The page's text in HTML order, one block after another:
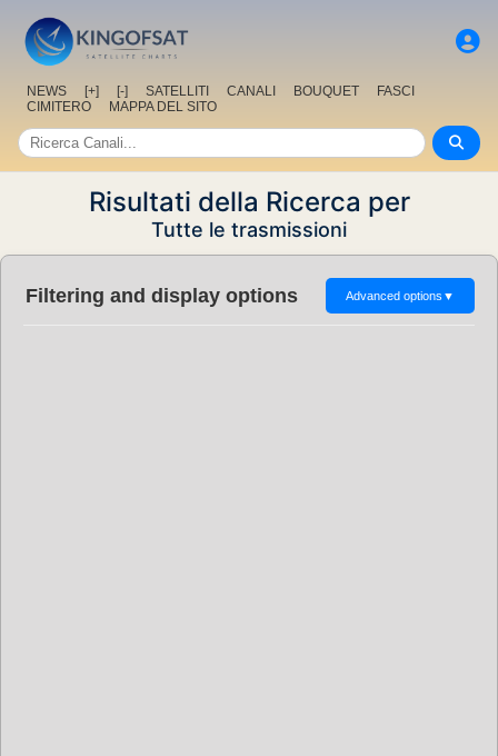
NEWS [+] [-] SATELLITI CANALI BOUQUET
FASCI
CIMITERO
MAPPA DEL SITO
Risultati della Ricerca per
Tutte le trasmissioni
Filtering and display options Advanced options ▼